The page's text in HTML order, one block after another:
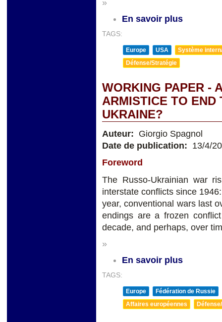
»
En savoir plus
TAGS:
Europe USA
Système
Défense/Stratégie
WORKING PAPER -
ARMISTICE TO END
UKRAINE?
Auteur: Giorgio Spagnol
Date de publication: 13/4/
Foreword
The Russo-Ukrainian war
interstate conflicts since
year, conventional wars last
endings are a frozen
decade, and perhaps, over
»
En savoir plus
TAGS:
Europe
Fédération de Russie
Affaires européennes